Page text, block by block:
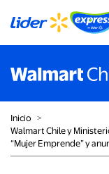
Inicio ˃
Walmart Chile y
“Mujer Emprende” y